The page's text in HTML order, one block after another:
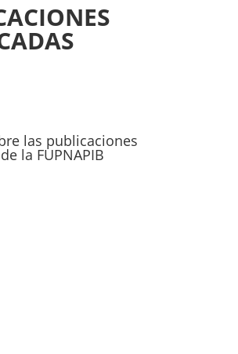
las publicaciones
la FUPNAPIB